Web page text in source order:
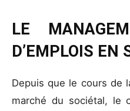
LE
D’EMPLOIS EN
Depuis que le cours de
marché du sociétal, le